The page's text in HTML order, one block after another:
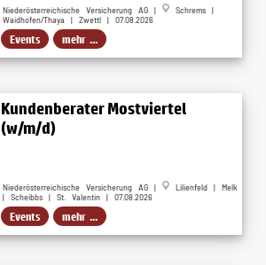
Niederösterreichische Versicherung AG |
Schrems |
Waidhofen/Thaya | Zwettl | 07.08.2026
Events mehr ...
Kundenberater Mostviertel
(w/m/d)
Niederösterreichische Versicherung AG |
Lilienfeld | Melk
| Scheibbs | St. Valentin | 07.08.2026
Events mehr ...